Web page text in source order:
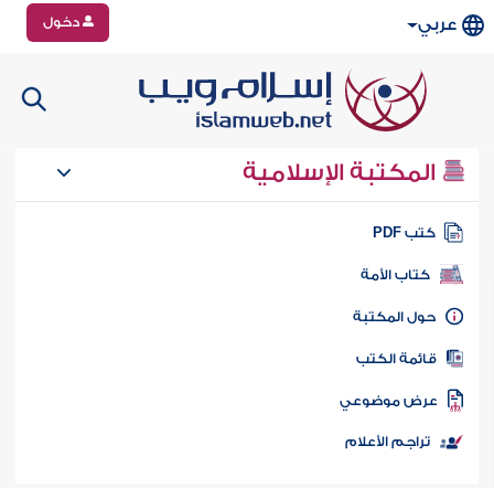
عربي دخول
المكتبة الإسلامية
كتب PDF
كتاب الأمة
المكتبة
الكتب
موضوعي